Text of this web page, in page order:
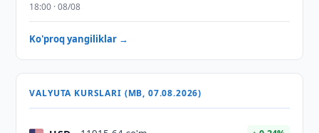
18:00 · 08/08
Ko'proq yangiliklar →
VALYUTA KURSLARI (MB, 07.08.2026)